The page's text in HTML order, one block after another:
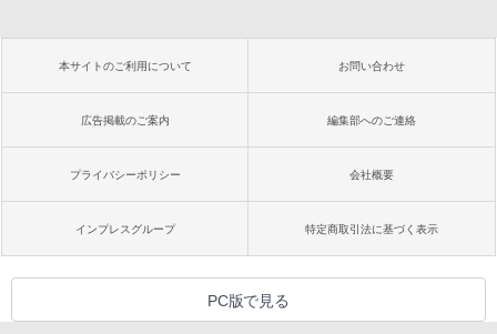
本サイトのご利用について お問い合わせ
広告掲載のご案内 編集部へのご連絡
プライバシーポリシー 会社概要
インプレスグループ 特定商取引法に基づく表示
PC版で見る